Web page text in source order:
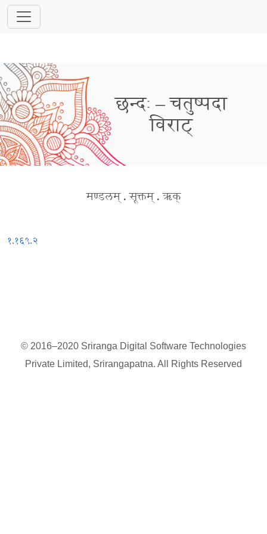
छन्दः – चतुष्पदा
विराट्
मण्डलम् . सूक्तम् . ऋक्
१.१६९.२
© 2016–2020 Sriranga Digital Software Technologies
Private Limited, Srirangapatna. All Rights Reserved